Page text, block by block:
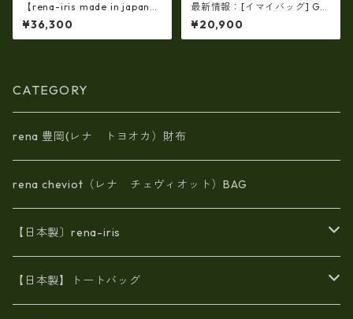
【rena-iris made in japan】
【国産品】ソフトシュリンク
革ショルダートートバッグ
（イタリアンレザー）ri-5153
収納、プレゼント
¥36,300
最新情報：[イマイバッグ] GE
NOVA 日本製 牛革リュック レ
ザー リュック レディースリュ
ック im-2670
¥20,900
CATEGORY
rena 豊岡(レナ トヨオカ）財布
rena cheviot（レナ チェヴィオット）BAG
【日本製〕rena-iris
エナメル（パテント）レザー
【日本製】トートバッグ